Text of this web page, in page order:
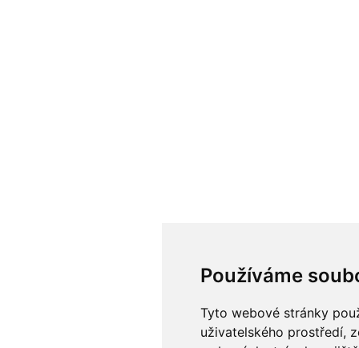
Používáme
Tyto webové stránky
uživatelského prostředí,